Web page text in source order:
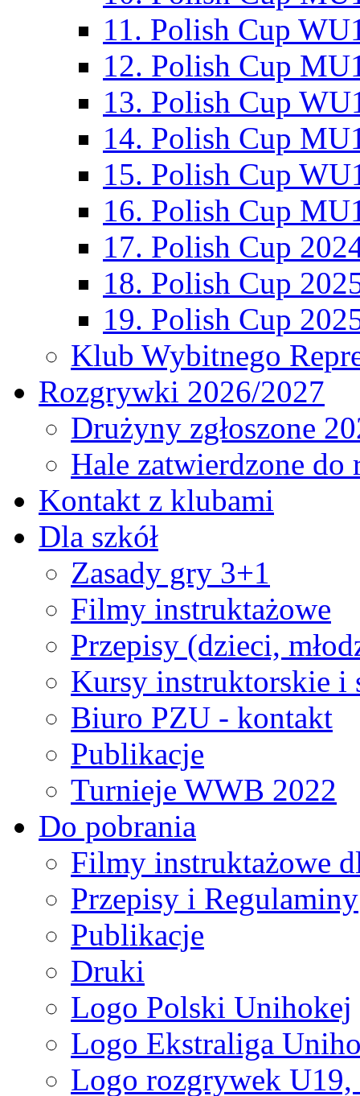
11. Polish Cup
12. Polish Cup
13. Polish Cup
14. Polish Cup
15. Polish Cup
16. Polish Cup
17. Polish Cup
18. Polish Cup
19. Polish Cup
Klub Wybitnego
Rozgrywki 2026/2027
Drużyny zgłoszone
Hale zatwierdzone
Kontakt z klubami
Dla szkół
Zasady gry 3+1
Filmy instruktażowe
Przepisy (dzieci,
Kursy instruktorskie i
Biuro PZU - kontakt
Publikacje
Turnieje WWB 2022
Do pobrania
Filmy instruktażowe
Przepisy i Regulaminy
Publikacje
Druki
Logo Polski Unihokej
Logo Ekstraliga
Logo rozgrywek